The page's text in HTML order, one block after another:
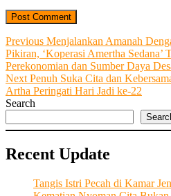
Post
navigation
Previous Previous
post:
Menjalankan Amanah
Pikiran, ‘Koperasi Amertha Sedana’
Perekonomian dan Sumber Daya
Next Next
post:
Penuh Suka Cita dan
Artha Peringati Hari Jadi ke-22
Search
Recent Update
Tangis Istri Pecah di Kamar